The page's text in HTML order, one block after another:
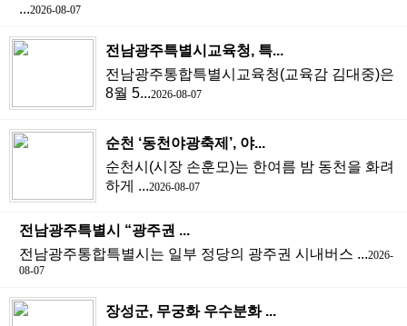
...2026-08-07
전남광주특별시교육청, 특...
전남광주통합특별시교육청(교육감 김대중)은
8월 5...2026-08-07
순천 ‘동천야광축제’, 야...
순천시(시장 손훈모)는 한여름 밤 동천을 화려
하게 ...2026-08-07
전남광주특별시 “광주권 ...
전남광주통합특별시는 일부 정당의 광주권 시내버스 ...2026-
08-07
장성군, 무궁화 우수분화 ...